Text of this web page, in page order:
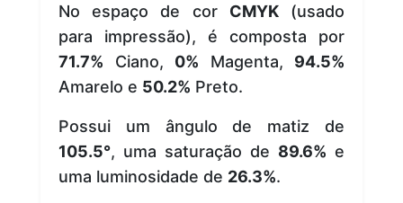
No espaço de cor CMYK(usado
para impressão), é composta por
71.7% Ciano, 0% Magenta, 94.5%
Amarelo e 50.2% Preto.
Possui um ângulo de matiz de
105.5°, uma saturação de 89.6% e
uma luminosidade de 26.3%.